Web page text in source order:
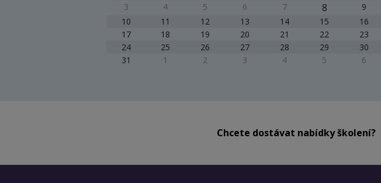
3
4 5 6 7 8
9
10
11 12 13 14 15
16
17
18 19 20 21 22
23
24
25 26 27 28 29
30
31
1 2 3 4 5 6
Chcete dostávat nabídky školení?